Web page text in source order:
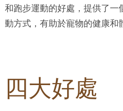
和跑步運動的好處，提供了一
動方式，有助於寵物的健康和
四大好處